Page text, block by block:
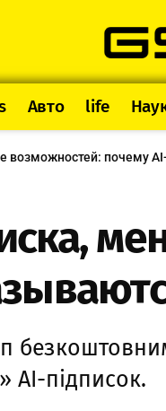
Авто life
возможностей: почему
AI-підписок.